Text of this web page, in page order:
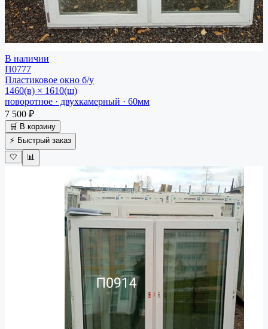
В наличии
П0777
Пластиковое окно б/у
1460(в) × 1610(ш)
поворотное · двухкамерный · 60мм
7 500 ₽
🛒 В корзину
⚡ Быстрый заказ
🤍
📊